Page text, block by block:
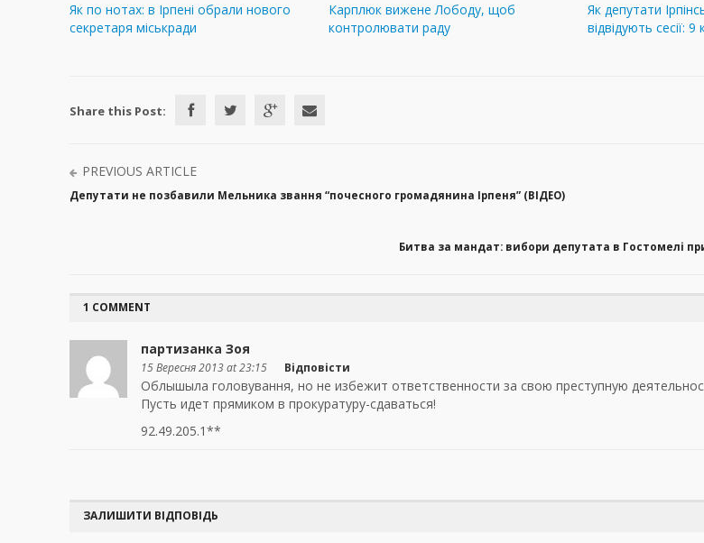
Як по нотах: в Ірпені обрали нового
секретаря міськради
Карплюк вижене Лободу, щоб
контролювати раду
Як депутати
відвідують сесії:
Share this Post:
PREVIOUS ARTICLE
Депутати не позбавили Мельника звання “почесного громадянина Ірпеня” (ВІДЕО)
Битва за мандат: вибори депутата в Гостомелі
1 COMMENT
партизанка Зоя
15 Вересня 2013 at 23:15 Відповісти
Облышыла головування, но не избежит ответственности за свою преступную
Пусть идет прямиком в прокуратуру-сдаваться!
92.49.205.1**
ЗАЛИШИТИ ВІДПОВІДЬ